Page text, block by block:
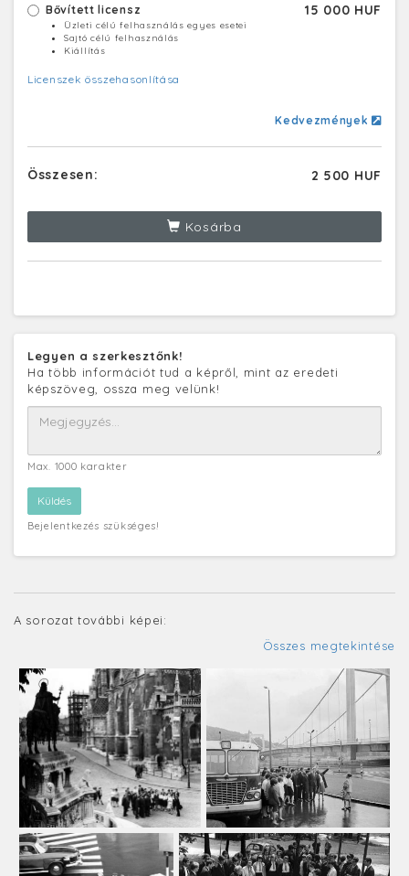
Bővített licensz 15 000 HUF
Üzleti célú felhasználás egyes esetei
Sajtó célú felhasználás
Kiállítás
Licenszek összehasonlítása
Kedvezmények
Összesen: 2 500 HUF
Kosárba
Legyen a szerkesztőnk!
Ha több információt tud a képről, mint az eredeti
képszöveg, ossza meg velünk!
Max. 1000 karakter
Bejelentkezés szükséges!
A sorozat további képei:
Összes megtekintése